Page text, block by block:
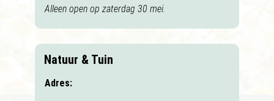
Alleen open op zaterdag 30 mei.
Natuur & Tuin
Adres: